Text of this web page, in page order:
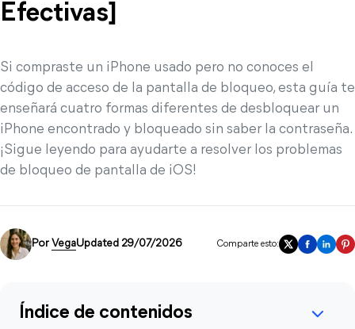
Efectivas]
Si compraste un iPhone usado pero no conoces el
código de acceso de la pantalla de bloqueo, esta guía te
enseñará cuatro formas diferentes de desbloquear un
iPhone encontrado y bloqueado sin saber la contraseña.
¡Sigue leyendo para ayudarte a resolver los problemas
de bloqueo de pantalla de iOS!
Por VegaUpdated 29/07/2026 Comparte esto:
Índice de contenidos